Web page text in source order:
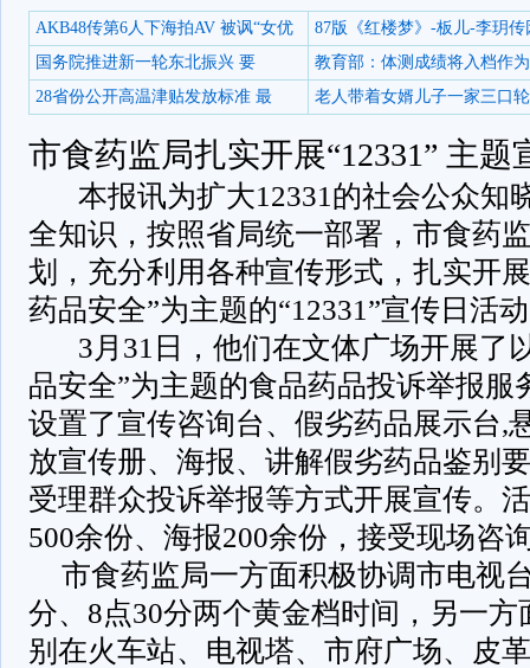
AKB48传第6人下海拍AV 被讽“女优
87版《红楼梦》-板儿-李玥传
国务院推进新一轮东北振兴 要
教育部：体测成绩将入档作
28省份公开高温津贴发放标准 最
老人带着女婿儿子一家三口
市食药监局扎实开展“12331” 主题
本报讯为扩大12331的社会公众知
全知识，按照省局统一部署，市食药
划，充分利用各种宣传形式，扎实开
药品安全”为主题的“12331”宣传日活
3月31日，他们在文体广场开展了
品安全”为主题的食品药品投诉举报服
设置了宣传咨询台、假劣药品展示台,
放宣传册、海报、讲解假劣药品鉴别
受理群众投诉举报等方式开展宣传。
500余份、海报200余份，接受现场咨
市食药监局一方面积极协调市电视
分、8点30分两个黄金档时间，另一
别在火车站、电视塔、市府广场、皮